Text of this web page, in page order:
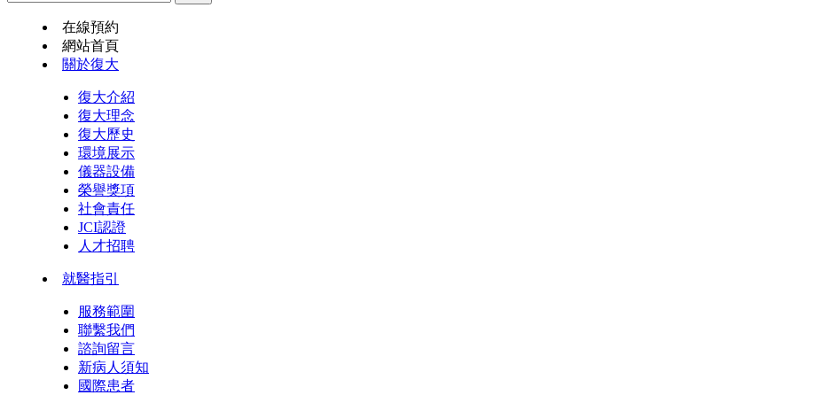
在線預約
網站首頁
關於復大
復大介紹
復大理念
復大歷史
環境展示
儀器設備
榮譽獎項
社會責任
JCI認證
人才招聘
就醫指引
服務範圍
聯繫我們
諮詢留言
新病人須知
國際患者